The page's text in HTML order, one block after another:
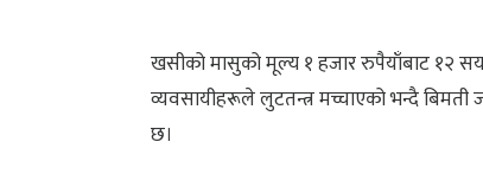
खसीको मासुको मूल्य १ हजार रुपैयाँबाट १२ सय
व्यवसायीहरूले लुटतन्त्र मच्चाएको भन्दै
छ।